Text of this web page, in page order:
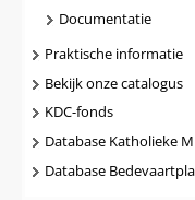
Documentatie
Praktische informatie
Bekijk onze catalogus
KDC-fonds
Database Katholieke
Database